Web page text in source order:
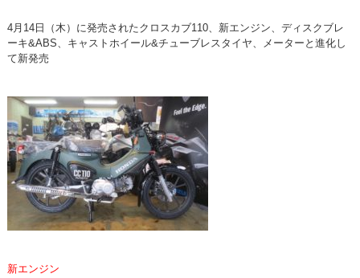
4月14日（木）に発売されたクロスカブ110、新エンジン、ディスクブレ
ーキ&ABS、キャストホイール&チューブレスタイヤ、メーターと進化し
て新発売
新エンジン